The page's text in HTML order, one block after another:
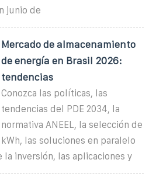
junio de
Mercado de almacenamiento
de energía en Brasil 2026:
tendencias
Conozca las políticas, las
tendencias del PDE 2034, la
normativa ANEEL, la selección de
las soluciones en paralelo
la inversión, las aplicaciones y